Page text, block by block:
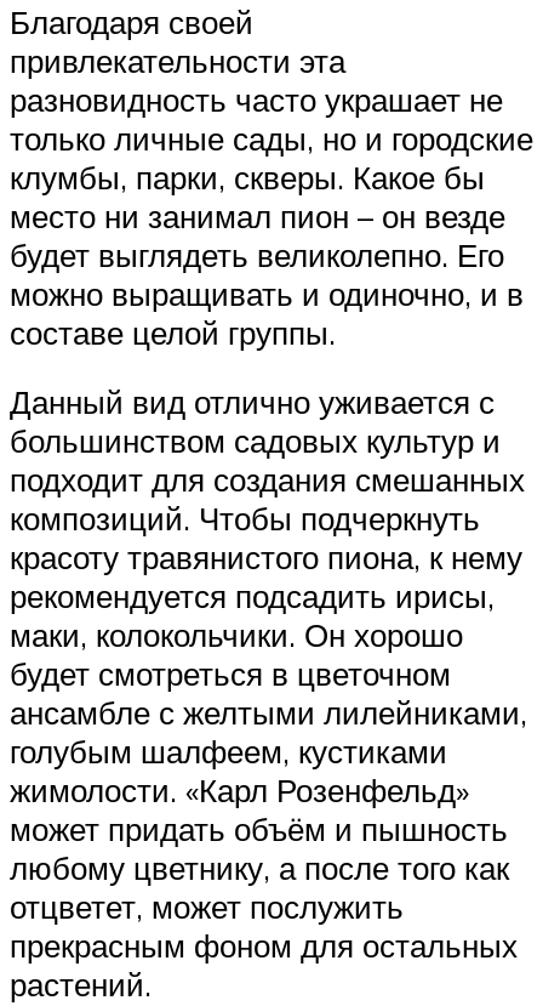
Благодаря своей
привлекательности эта
разновидность часто украшает не
только личные сады, но и городские
клумбы, парки, скверы. Какое бы
место ни занимал пион – он везде
будет выглядеть великолепно. Его
можно выращивать и одиночно, и в
составе целой группы.
Данный вид отлично уживается с
большинством садовых культур и
подходит для создания смешанных
композиций. Чтобы подчеркнуть
красоту травянистого пиона, к нему
рекомендуется подсадить ирисы,
маки, колокольчики. Он хорошо
будет смотреться в цветочном
ансамбле с желтыми лилейниками,
голубым шалфеем, кустиками
жимолости. «Карл Розенфельд»
может придать объём и пышность
любому цветнику, а после того как
отцветет, может послужить
прекрасным фоном для остальных
растений.